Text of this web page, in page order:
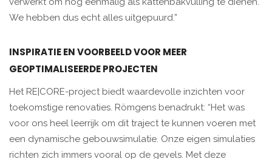
We hebben dus echt alles uitgepuurd.”
INSPIRATIE EN VOORBEELD VOOR MEER
GEOPTIMALISEERDE PROJECTEN
Het RE|CORE-project biedt waardevolle inzichten voor
toekomstige renovaties. Römgens benadrukt: “Het was
voor ons heel leerrijk om dit traject te kunnen voeren met
een dynamische gebouwsimulatie. Onze eigen simulaties
richten zich immers vooral op de gevels. Met deze